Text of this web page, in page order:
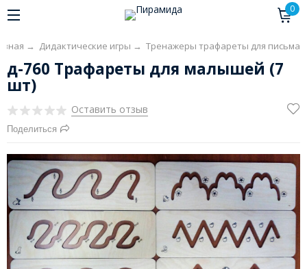
0
→ Дидактические игры → Тренажеры трафареты для письма
д-760 Трафареты для малышей (7
шт)
Оставить отзыв
Поделиться